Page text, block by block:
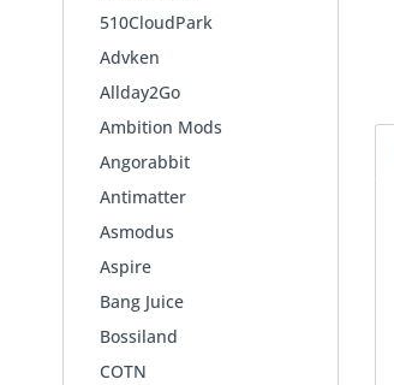
510CloudPark
Advken
Allday2Go
Ambition Mods
Angorabbit
Antimatter
Asmodus
Aspire
Bang Juice
Bossiland
COTN